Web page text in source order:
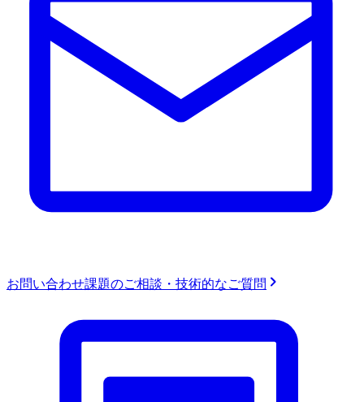
お問い合わせ課題のご相談・技術的なご質問